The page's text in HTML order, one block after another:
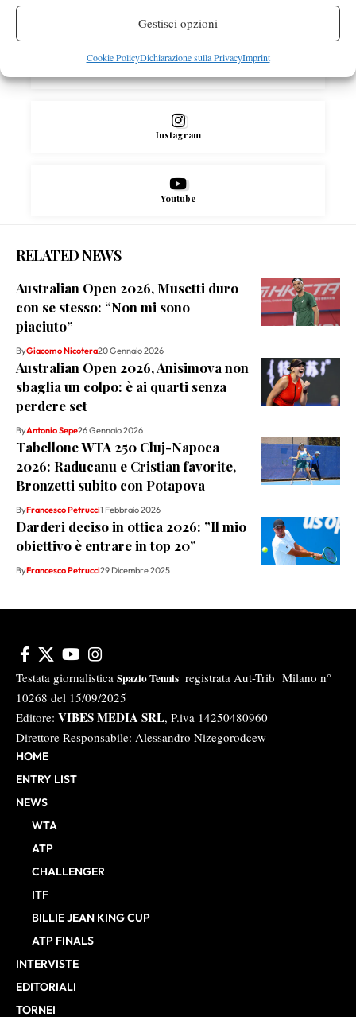
Gestisci opzioni
Cookie PolicyDichiarazione sulla PrivacyImprint
Facebook
Instagram
Youtube
RELATED NEWS
Australian Open 2026, Musetti duro
con se stesso: “Non mi sono
piaciuto”
ByGiacomo Nicotera20 Gennaio 2026
Australian Open 2026, Anisimova non
sbaglia un colpo: è ai quarti senza
perdere set
ByAntonio Sepe26 Gennaio 2026
Tabellone WTA 250 Cluj-Napoca
2026: Raducanu e Cristian favorite,
Bronzetti subito con Potapova
ByFrancesco Petrucci1 Febbraio 2026
Darderi deciso in ottica 2026: ”Il mio
obiettivo è entrare in top 20”
ByFrancesco Petrucci29 Dicembre 2025
Testata giornalistica Spazio Tennis registrata Aut-Trib Milano n°
10268 del 15/09/2025
Editore: VIBES MEDIA SRL, P.iva 14250480960
Direttore Responsabile: Alessandro Nizegorodcew
HOME
ENTRY LIST
NEWS
WTA
ATP
CHALLENGER
ITF
BILLIE JEAN KING CUP
ATP FINALS
INTERVISTE
EDITORIALI
TORNEI